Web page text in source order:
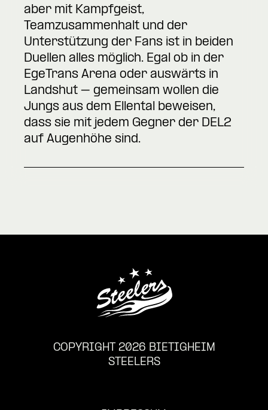
aber mit Kampfgeist,
Teamzusammenhalt und der
Unterstützung der Fans ist in beiden
Duellen alles möglich. Egal ob in der
EgeTrans Arena oder auswärts in
Landshut – gemeinsam wollen die
Jungs aus dem Ellental beweisen,
dass sie mit jedem Gegner der DEL2
auf Augenhöhe sind.
COPYRIGHT 2026 BIETIGHEIM
STEELERS